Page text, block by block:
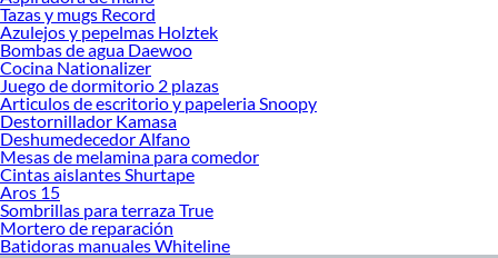
Tazas y mugs Record
Azulejos y pepelmas Holztek
Bombas de agua Daewoo
Cocina Nationalizer
Juego de dormitorio 2 plazas
Articulos de escritorio y papeleria Snoopy
Destornillador Kamasa
Deshumedecedor Alfano
Mesas de melamina para comedor
Cintas aislantes Shurtape
Aros 15
Sombrillas para terraza True
Mortero de reparación
Batidoras manuales Whiteline